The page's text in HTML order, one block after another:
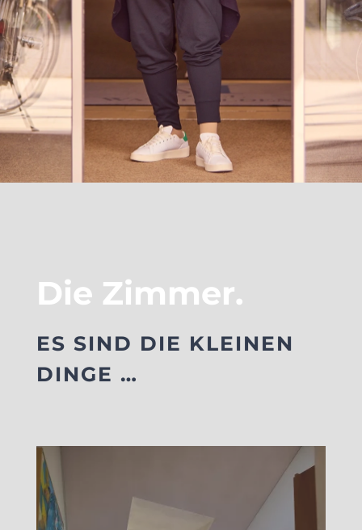
Die Zimmer.
ES SIND DIE KLEINEN
DINGE …